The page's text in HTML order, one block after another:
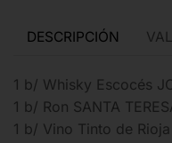
DESCRIPCIÓN
1 b/ Whisky Escocés
1 b/ Ron SANTA
1 b/ Vino Tinto de